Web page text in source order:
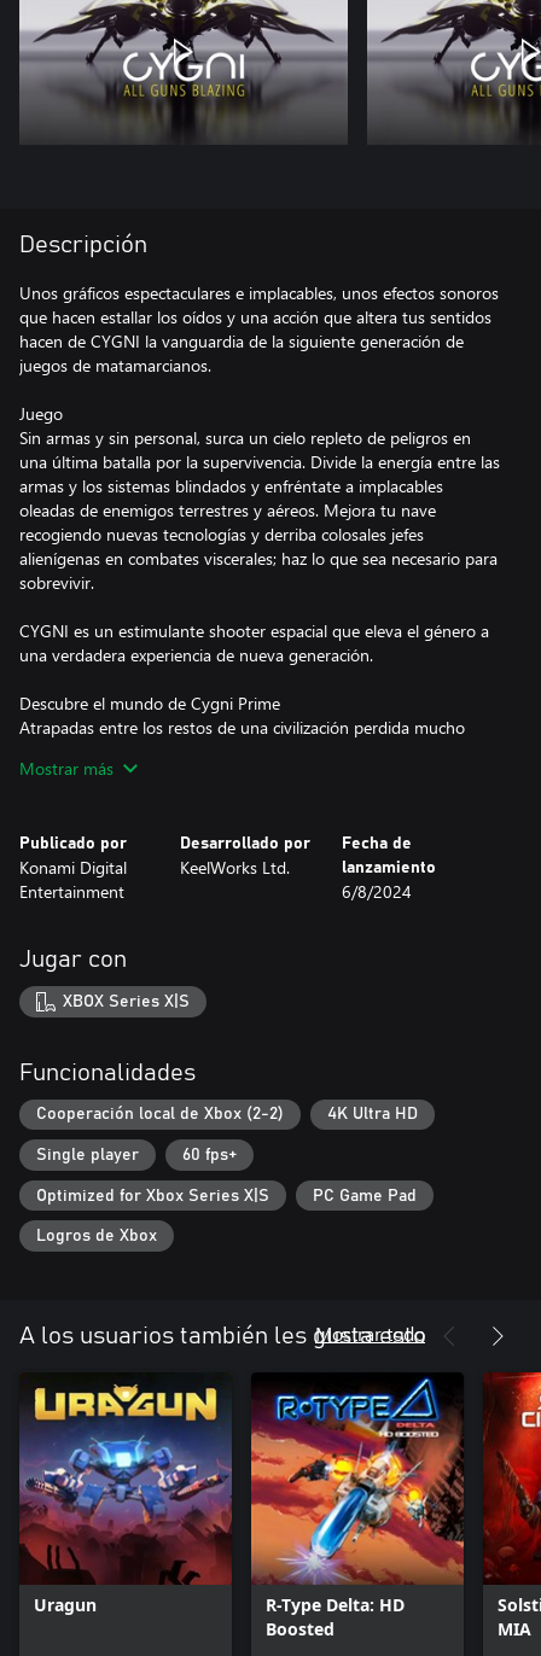
Descripción
Unos gráficos espectaculares e implacables, unos efectos sonoros
que hacen estallar los oídos y una acción que altera tus sentidos
hacen de CYGNI la vanguardia de la siguiente generación de
juegos de matamarcianos.
Juego
Sin armas y sin personal, surca un cielo repleto de peligros en
una última batalla por la supervivencia. Divide la energía entre las
armas y los sistemas blindados y enfréntate a implacables
oleadas de enemigos terrestres y aéreos. Mejora tu nave
recogiendo nuevas tecnologías y derriba colosales jefes
alienígenas en combates viscerales; haz lo que sea necesario para
sobrevivir.
CYGNI es un estimulante shooter espacial que eleva el género a
una verdadera experiencia de nueva generación.
Descubre el mundo de Cygni Prime
Atrapadas entre los restos de una civilización perdida mucho
diezmadas por el ataque sorpresa de una poderosa raza
el implacable bombardeo alienígena.
Mostrar más
Publicado por
Konami Digital
Entertainment
Desarrollado por
KeelWorks Ltd.
Fecha de
lanzamiento
6/8/2024
Jugar con
XBOX Series X|S
Funcionalidades
Cooperación local de Xbox (2-2) 4K Ultra HD
Single player 60 fps+
Optimized for Xbox Series X|S PC Game Pad
Logros de Xbox
A los usuarios también les gusta esto
Mostrar todo
Uragun
R-Type Delta: HD
Boosted
MIA